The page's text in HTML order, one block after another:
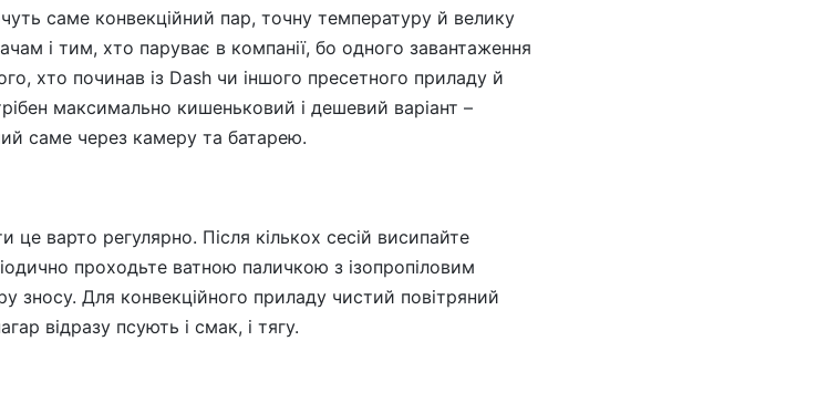
саме конвекційний пар, точну температуру й велику
і тим, хто паруває в компанії, бо одного завантаження
хто починав із Dash чи іншого пресетного приладу й
максимально кишеньковий і дешевий варіант –
саме через камеру та батарею.
це варто регулярно. Після кількох сесій висипайте
проходьте ватною паличкою з ізопропіловим
зносу. Для конвекційного приладу чистий повітряний
відразу псують і смак, і тягу.